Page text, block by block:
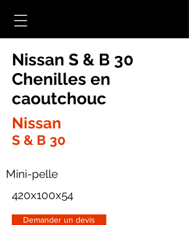
Nissan S & B 30
Chenilles en
caoutchouc
Nissan
S & B 30
Mini-pelle
420x100x54
Demander un devis